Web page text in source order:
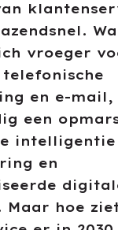
vroeger
en e-mail,
een
en
Maar hoe